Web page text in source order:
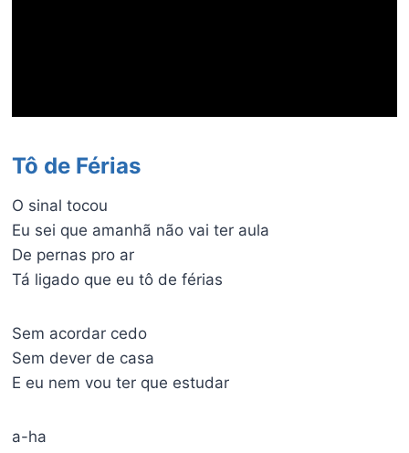
Tô de Férias
O sinal tocou
Eu sei que amanhã não vai ter aula
De pernas pro ar
Tá ligado que eu tô de férias
Sem acordar cedo
Sem dever de casa
E eu nem vou ter que estudar
a-ha